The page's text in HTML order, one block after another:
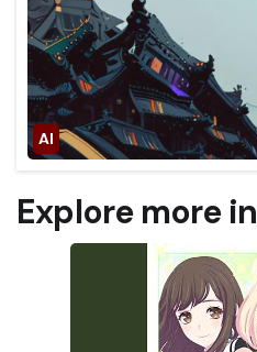
Explore more in